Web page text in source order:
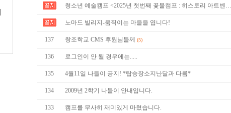
청소년 예술캠프 <2025년 첫번째 꽃물캠프 : 히스토리 아트벤…
노마드 빌리지-움직이는 마을을 엽니다!
137 창조학교 CMS 후원님들께 (5)
136 로그인이 안 될 경우에는.....
135 4월11일 나들이 공지! *탑승장소지난달과 다름*
134 2009년 2학기 나들이 안내입니다.
133 캠프를 무사히 재미있게 마쳤습니다.